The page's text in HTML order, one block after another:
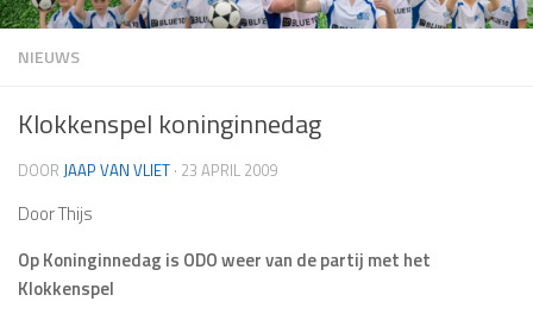
NIEUWS
Klokkenspel koninginnedag
DOOR JAAP VAN VLIET · 23 APRIL 2009
Door Thijs
Op Koninginnedag is ODO weer van de partij met het
Klokkenspel